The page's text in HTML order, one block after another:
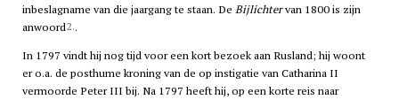
inbeslagname van die jaargang te staan. De Bijlichtervan 1800 is zijn
anwoord2..
In 1797 vindt hij nog tijd voor een kort bezoek aan Rusland; hij woont
er o.a. de posthume kroning van de op instigatie van Catharina II
vermoorde Peter III bij. Na 1797 heeft hij, op een korte reis naar